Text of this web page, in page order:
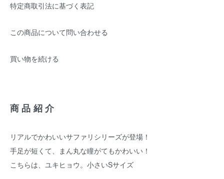
特定商取引法に基づく表記
この商品について問い合わせる
買い物を続ける
商品紹介
リアルでかわいいサファリシリーズが登場！
手足が短くて、まん丸な瞳がてもかわいい！
こちらは、ユキヒョウ。小さいSサイズ